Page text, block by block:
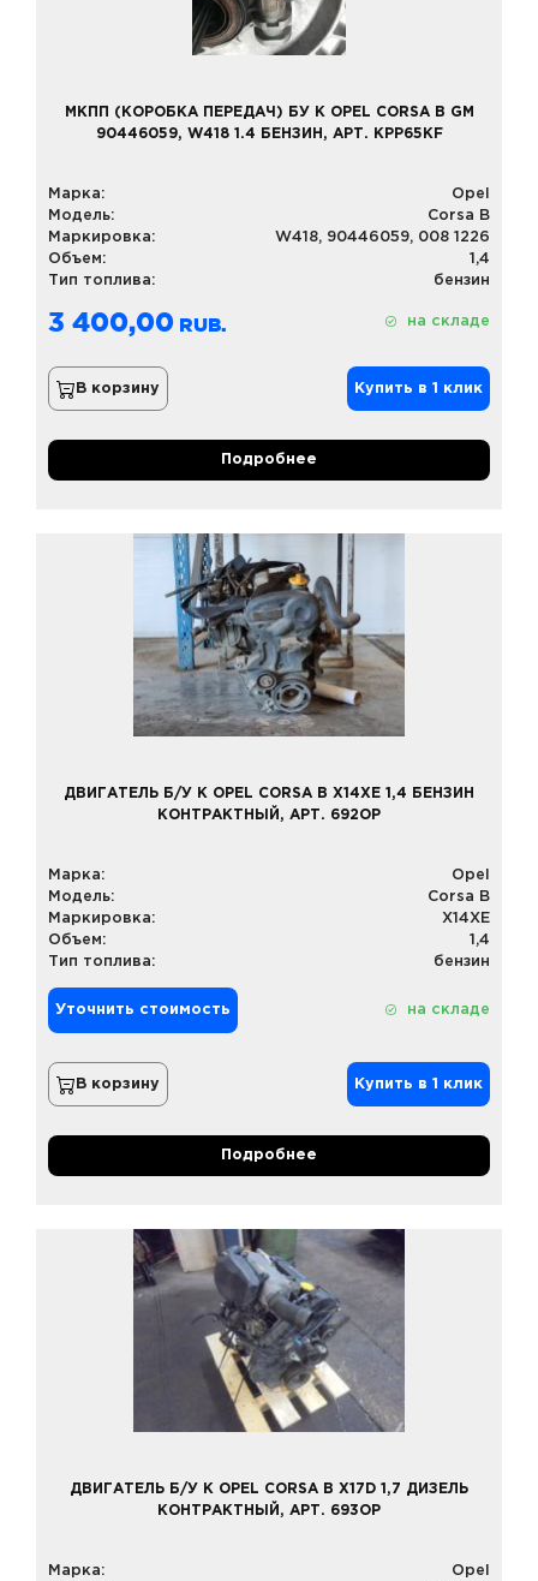
МКПП (КОРОБКА ПЕРЕДАЧ) БУ К OPEL CORSA B GM
90446059, W418 1.4 БЕНЗИН, АРТ. KPP65KF
Марка:
Opel
Модель:
Corsa B
Маркировка:
W418, 90446059, 008 1226
Объем:
1,4
Тип топлива:
бензин
3 400,00 на складе
В корзину Купить в 1 клик
Подробнее
ДВИГАТЕЛЬ Б/У К OPEL CORSA B X14XE 1,4 БЕНЗИН
КОНТРАКТНЫЙ, АРТ. 692OP
Марка:
Opel
Модель:
Corsa B
Маркировка:
X14XE
Объем:
1,4
Тип топлива:
бензин
Уточнить стоимость на складе
В корзину Купить в 1 клик
Подробнее
ДВИГАТЕЛЬ Б/У К OPEL CORSA B X17D 1,7 ДИЗЕЛЬ
КОНТРАКТНЫЙ, АРТ. 693OP
Марка:
Opel